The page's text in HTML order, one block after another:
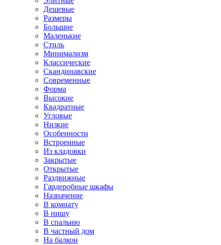
Дешевые
Размеры
Большие
Маленькие
Стиль
Минимализм
Классические
Скандинавские
Современные
Форма
Высокие
Квадратные
Угловые
Низкие
Особенности
Встроенные
Из кладовки
Закрытые
Открытые
Раздвижные
Гардеробные шкафы
Назначение
В комнату
В нишу
В спальню
В частный дом
На балкон